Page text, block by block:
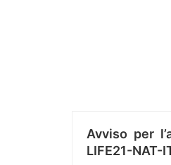
Avviso per
LIFE21-NAT-